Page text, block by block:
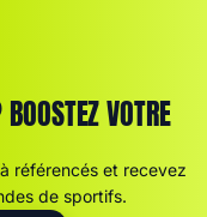
VOTRE
référencés et recevez
de sportifs.